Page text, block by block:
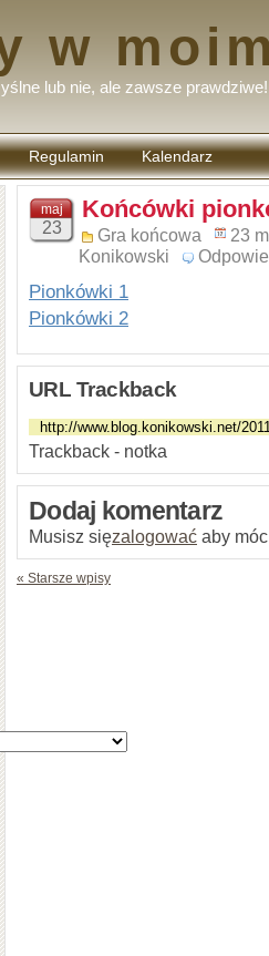
w
lub nie, ale zawsze prawdziwe!
Regulamin
komentarzy
Kalendarz
maj
23
Końcówki
Gra końcowa
23
Konikowski
Pionkówki 1
Pionkówki 2
URL Trackback
Trackback - notka
Dodaj komentarz
Musisz sięzalogować aby
« Starsze wpisy